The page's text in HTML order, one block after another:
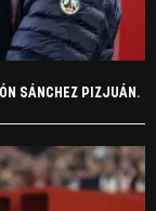
SÁNCHEZ PIZJUÁN.